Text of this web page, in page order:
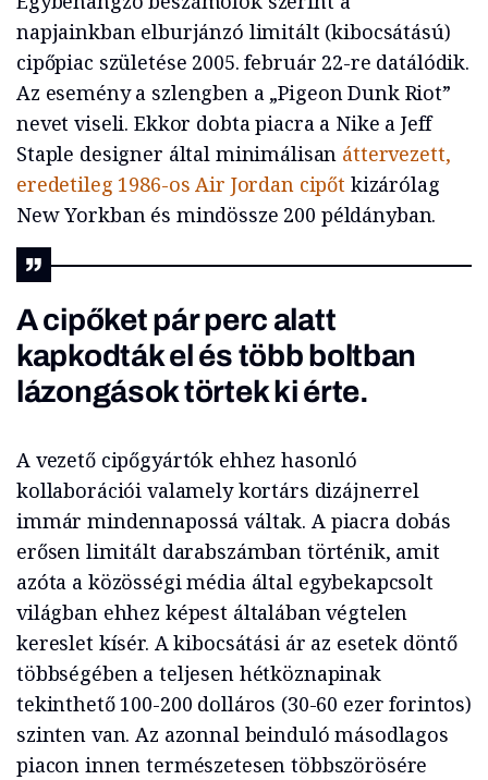
napjainkban elburjánzó limitált (kibocsátású)
cipőpiac születése 2005. február 22-re datálódik.
Az esemény a szlengben a „Pigeon Dunk Riot”
nevet viseli. Ekkor dobta piacra a Nike a Jeff
Staple designer által minimálisan áttervezett,
eredetileg 1986-os Air Jordan cipőtkizárólag
New Yorkban és mindössze 200 példányban.
A cipőket pár perc alatt
kapkodták el és több boltban
lázongások törtek ki érte.
A vezető cipőgyártók ehhez hasonló
kollaborációi valamely kortárs dizájnerrel
immár mindennapossá váltak. A piacra dobás
erősen limitált darabszámban történik, amit
azóta a közösségi média által egybekapcsolt
világban ehhez képest általában végtelen
kereslet kísér. A kibocsátási ár az esetek döntő
többségében a teljesen hétköznapinak
tekinthető 100-200 dolláros (30-60 ezer forintos)
szinten van. Az azonnal beinduló másodlagos
piacon innen természetesen többszörösére